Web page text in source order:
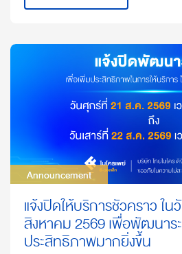
Announcement
Announcement
แจ้งปิดให้บริการชั่วคราว ใ
สิงหาคม 2569 เพื่อพัฒนาร
ประสิทธิภาพมากยิ่งขึ้น